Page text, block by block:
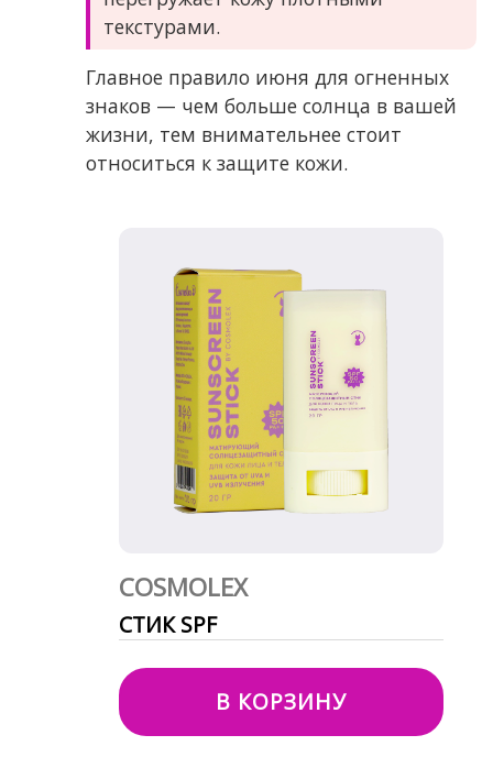
текстурами.
Главное правило июня для огненных
знаков — чем больше солнца в вашей
жизни, тем внимательнее стоит
относиться к защите кожи.
COSMOLEX
СТИК SPF
В КОРЗИНУ